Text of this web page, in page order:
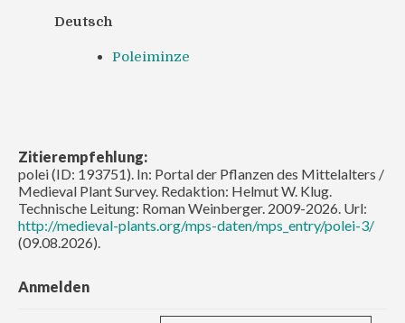
Deutsch
Poleiminze
Zitierempfehlung:
polei (ID: 193751). In: Portal der Pflanzen des Mittelalters /
Medieval Plant Survey. Redaktion: Helmut W. Klug.
Technische Leitung: Roman Weinberger. 2009-2026. Url:
http://medieval-plants.org/mps-daten/mps_entry/polei-3/
(09.08.2026).
Anmelden